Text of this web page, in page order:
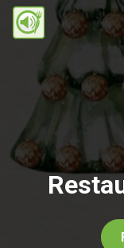
Pasar